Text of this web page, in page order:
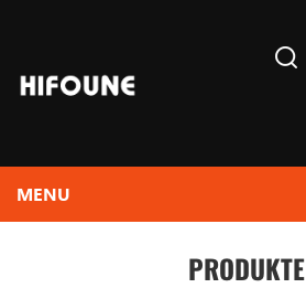
PRODUKTE